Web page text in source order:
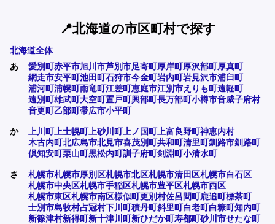
📍北海道の市区町村で探す
北海道全体
あ
愛別町赤平市旭川市芦別市足寄町厚岸町厚沢部町厚真町
網走市安平町池田町石狩市今金町岩内町岩見沢市浦臼町
浦河町浦幌町雨竜町江差町恵庭市江別市えりも町遠軽町
遠別町雄武町大空町置戸町興部町長万部町小樽市音威子府村
音更町乙部町帯広市小平町
か 上川町上士幌町上砂川町上ノ国町上富良野町神恵内村
木古内町北広島市北見市喜茂別町共和町清里町釧路市釧路町
倶知安町栗山町黒松内町訓子府町剣淵町小清水町
さ 札幌市札幌市厚別区札幌市北区札幌市清田区札幌市白石区
札幌市中央区札幌市手稲区札幌市豊平区札幌市西区
札幌市東区札幌市南区様似町更別村佐呂間町鹿追町標茶町
士別市島牧村占冠村下川町積丹町斜里町白老町白糠町知内町
新篠津村新得町新十津川町新ひだか町寿都町砂川市せたな町